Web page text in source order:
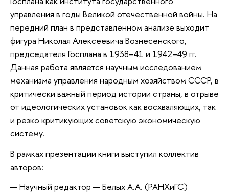
управления в годы Великой отечественной войны. На
передний план в представленном анализе выходит
фигура Николая Алексеевича Вознесенского,
председателя Госплана в 1938–41 и 1942–49 гг.
Данная работа является научным исследованием
механизма управления народным хозяйством СССР, в
критически важный период истории страны, в отрыве
от идеологических установок как восхваляющих, так
и резко критикующих советскую экономическую
систему.
В рамках презентации книги выступил коллектив
авторов:
Научный редактор — Белых А.А. (РАНХиГС)